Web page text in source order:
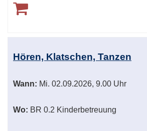
Hören, Klatschen, Tanzen
Wann: Mi. 02.09.2026, 9.00 Uhr
Wo: BR 0.2 Kinderbetreuung